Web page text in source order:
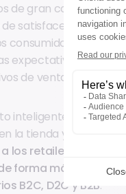
de gran consumo, las
satisfacer las
consumidores y los
expectativas puede
de ventas y
inteligente de
la tienda y las
los retailers crear
forma más rentable
B2C, D2C y B2B.